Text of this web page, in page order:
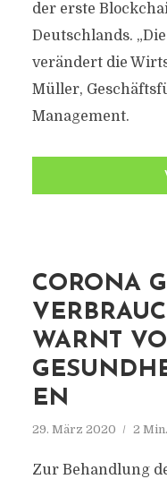
der erste
Deutschlands.
verändert die
Müller,
Management.
CORONA
WARNT
EN
29. März 2020 2
Zur Behandlung